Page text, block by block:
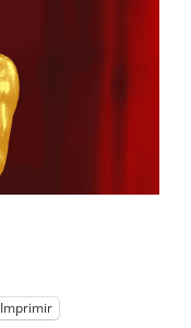
Imprimir